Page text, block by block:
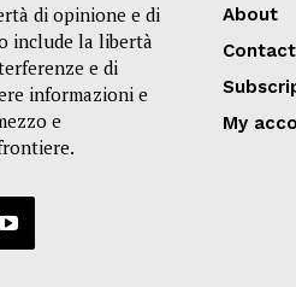
di opinione e di
include la libertà
e di
informazioni e
e
About
My